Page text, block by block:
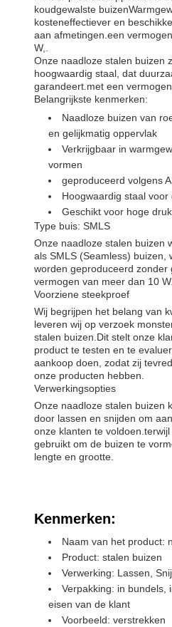
koudgewalste
kosteneffectiever en
aan afmetingen.een
W,.
Onze naadloze stalen buizen
hoogwaardig staal, dat
garandeert.met een
Belangrijkste kenmerken:
Naadloze buizen van
en gelijkmatig oppervlak
Verkrijgbaar in
vormen
geproduceerd volgens
Hoogwaardig staal
Geschikt voor hoge
Type buis: SMLS
Onze naadloze stalen buizen
als SMLS (Seamless) buizen,
worden geproduceerd zonder
vermogen van meer dan 10 W.
Voorziene steekproef
Wij begrijpen het belang van
leveren wij op verzoek
stalen buizen.Dit stelt onze
product te testen en te
aankoop doen, zodat zij
onze producten hebben.
Verwerkingsopties
Onze naadloze stalen buizen
door lassen en snijden om
onze klanten te
gebruikt om de buizen te
lengte en grootte.
Kenmerken:
Naam van het product:
Product: stalen buizen
Verwerking: Lassen,
Verpakking: in bundels,
eisen van de klant
Voorbeeld: verstrekken